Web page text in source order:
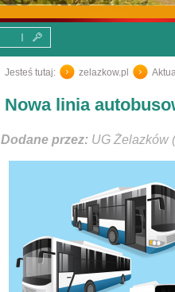
Jesteś tutaj: zelazkow.pl
Nowa linia
Dodane przez: UG Żelazków